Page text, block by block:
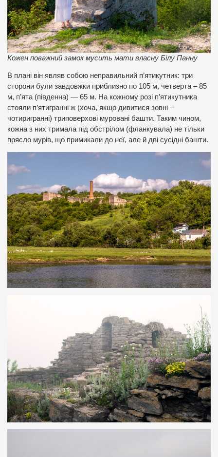
Кожен поважний замок мусить мати власну Білу Панну
В плані він являв собою неправильний п’ятикутник: три
сторони були завдовжки приблизно по 105 м, четверта – 85
м, п’ята (південна) — 65 м. На кожному розі п’ятикутника
стояли п’ятигранні ж (хоча, якщо дивитися зовні –
чотиригранні) триповерхові муровані башти. Таким чином,
кожна з них тримала під обстрілом (фланкувала) не тільки
прясло мурів, що примикали до неї, але й дві сусідні башти.